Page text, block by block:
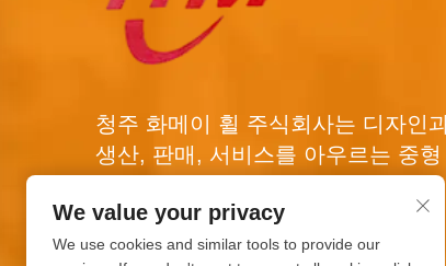
청주 화메이 휠 주식회사는 디자인
생산, 판매, 서비스를 아우르는 중형
We value your privacy
We use cookies and similar tools to provide our